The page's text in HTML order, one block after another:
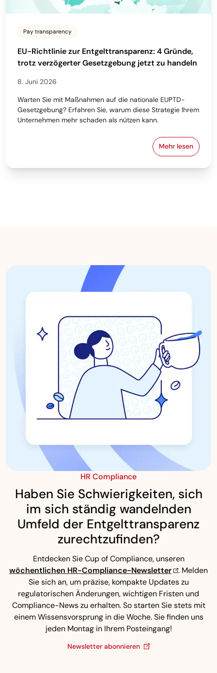
Pay transparency
EU-Richtlinie zur Entgelttransparenz: 4 Gründe,
trotz verzögerter Gesetzgebung jetzt zu handeln
8. Juni 2026
Warten Sie mit Maßnahmen auf die nationale EUPTD-
Gesetzgebung? Erfahren Sie, warum diese Strategie Ihrem
Unternehmen mehr schaden als nützen kann.
Mehr lesen
EU-
HR Compliance
Haben Sie Schwierigkeiten, sich
im sich ständig wandelnden
Umfeld der Entgelttransparenz
zurechtzufinden?
Entdecken Sie Cup of Compliance, unseren
wöchentlichen HR-Compliance-Newsletter
. Melden
Sie sich an, um präzise, kompakte Updates zu
regulatorischen Änderungen, wichtigen Fristen und
Compliance-News zu erhalten. So starten Sie stets mit
einem Wissensvorsprung in die Woche. Sie finden uns
jeden Montag in Ihrem Posteingang!
Newsletter abonnieren